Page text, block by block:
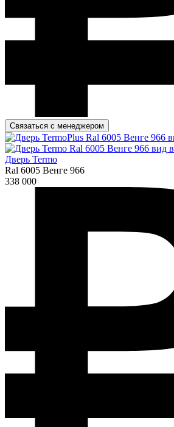
Связаться с менеджером
Дверь Termo
Ral 6005 Венге 966
338 000